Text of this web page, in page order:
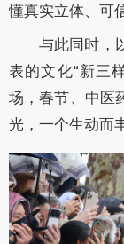
懂真实立体、可
与此同时，
表的文化“新三
场，春节、中医
光，一个生动而